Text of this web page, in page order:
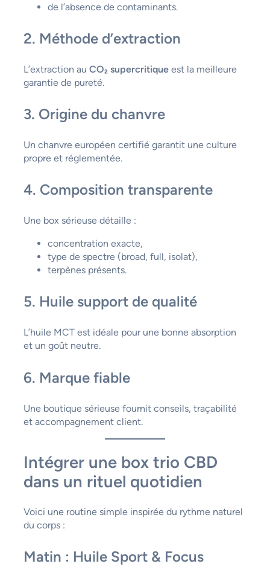
de l’absence de contaminants.
2. Méthode d’extraction
L’extraction au CO₂ supercritiqueest la meilleure
garantie de pureté.
3. Origine du chanvre
Un chanvre européen certifié garantit une culture
propre et réglementée.
4. Composition transparente
Une box sérieuse détaille :
concentration exacte,
type de spectre (broad, full, isolat),
terpènes présents.
5. Huile support de qualité
L’huile MCT est idéale pour une bonne absorption
et un goût neutre.
6. Marque fiable
Une boutique sérieuse fournit conseils, traçabilité
et accompagnement client.
Intégrer une box trio CBD
dans un rituel quotidien
Voici une routine simple inspirée du rythme naturel
du corps :
Matin : Huile Sport & Focus